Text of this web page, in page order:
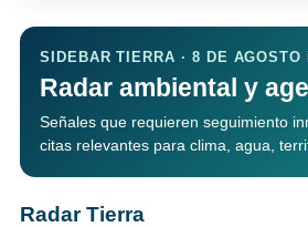
SIDEBAR TIERRA · 8 DE AGOSTO
Radar ambiental y
Señales que requieren seguimiento
citas relevantes para clima, agua,
Radar Tierra